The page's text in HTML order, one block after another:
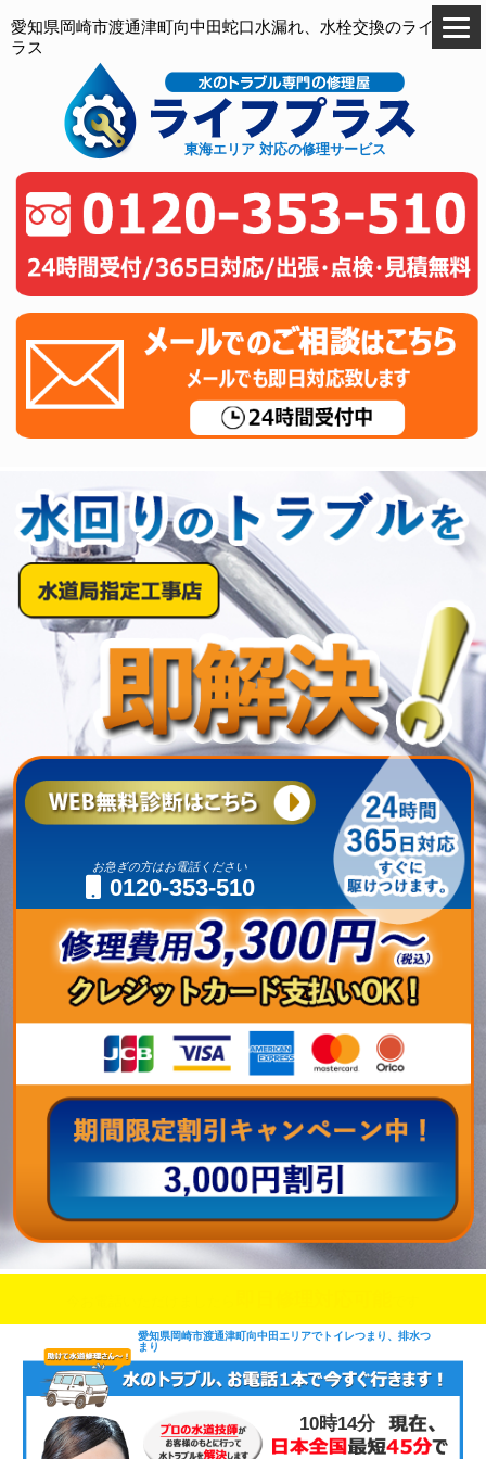
愛知県岡崎市渡通津町向中田蛇口水漏れ、水栓交換のライフプ
ラス
東海エリア 対応の修理サービス
お急ぎの方はお電話ください
0120-353-510
愛知県岡崎市渡通津町向中田エリアでトイレつまり、排水つ
まり
10時14分